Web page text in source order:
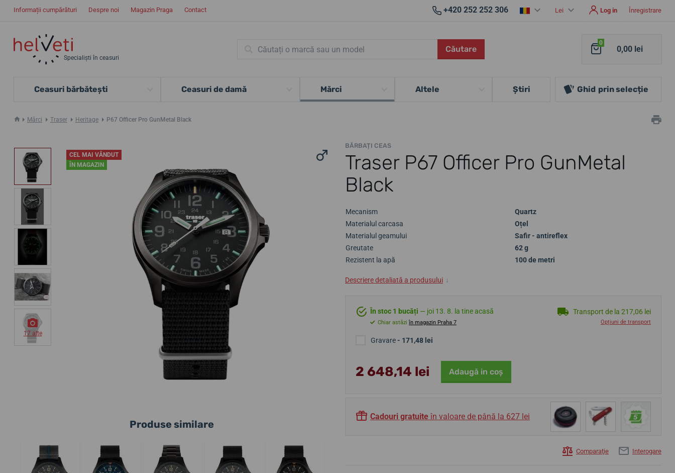
Informații cumpărături Despre noi Magazin Praga Contact +420 252 252 306 Lei Log in Înregistrare
Specialiști în ceasuri
Căutare
0
0,00 lei
Ceasuri bărbătești Ceasuri de damă Mărci Altele Ştiri Ghid prin selecție
Mărci Traser Heritage P67 Officer Pro GunMetal Black
BĂRBAȚI CEAS
Traser P67 Officer Pro GunMetal
Black
CEL MAI VÂNDUT
ÎN MAGAZIN
17 alte
Mecanism
Quartz
Materialul carcasa
Oțel
Materialul geamului
Safir - antireflex
Greutate
62 g
Rezistent la apă
100 de metri
Descriere detaliată a produsului ↓
În stoc 1 bucăți — joi 13. 8. la tine acasă
Chiar astăzi în magazin Praha 7
Transport de la 217,06 lei
Opțiuni de transport
Gravare- 171,48 lei
2 648,14 lei Adaugă in coş
Cadouri gratuite în valoare de până la 627 lei
Comparaţie Interogare
Produse similare